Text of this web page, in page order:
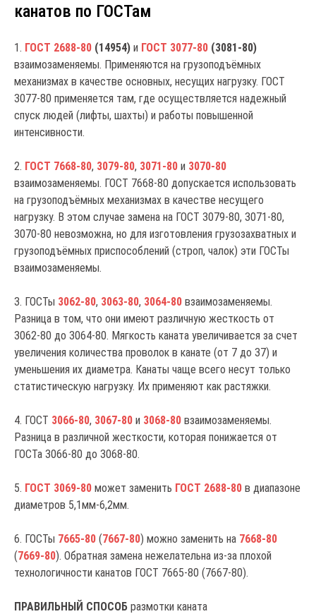
канатов по ГОСТам
1. ГОСТ 2688-80 (14954) и ГОСТ 3077-80 (3081-80)
взаимозаменяемы. Применяются на грузоподъёмных
механизмах в качестве основных, несущих нагрузку. ГОСТ
3077-80 применяется там, где осуществляется надежный
спуск людей (лифты, шахты) и работы повышенной
интенсивности.
2. ГОСТ 7668-80, 3079-80, 3071-80 и 3070-80
взаимозаменяемы. ГОСТ 7668-80 допускается использовать
на грузоподъёмных механизмах в качестве несущего
нагрузку. В этом случае замена на ГОСТ 3079-80, 3071-80,
3070-80 невозможна, но для изготовления грузозахватных и
грузоподъёмных приспособлений (строп, чалок) эти ГОСТы
взаимозаменяемы.
3. ГОСТы 3062-80, 3063-80, 3064-80 взаимозаменяемы.
Разница в том, что они имеют различную жесткость от
3062-80 до 3064-80. Мягкость каната увеличивается за счет
увеличения количества проволок в канате (от 7 до 37) и
уменьшения их диаметра. Канаты чаще всего несут только
статистическую нагрузку. Их применяют как растяжки.
4. ГОСТ 3066-80, 3067-80 и 3068-80 взаимозаменяемы.
Разница в различной жесткости, которая понижается от
ГОСТа 3066-80 до 3068-80.
5. ГОСТ 3069-80 может заменить ГОСТ 2688-80 в диапазоне
диаметров 5,1мм-6,2мм.
6. ГОСТы 7665-80 (7667-80) можно заменить на 7668-80
(7669-80). Обратная замена нежелательна из-за плохой
технологичности канатов ГОСТ 7665-80 (7667-80).
ПРАВИЛЬНЫЙ СПОСОБ размотки каната